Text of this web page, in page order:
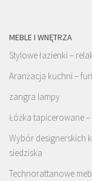
MEBLE I WNĘTRZA
Stylowe łazienki –
Aranżacja kuchni –
zangra lampy
Łóżka tapicerowane
Wybór designerskich
siedziska
Technorattanowe